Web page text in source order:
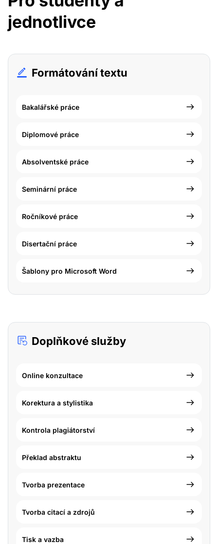
jednotlivce
Formátování textu
Bakalářské práce
Diplomové práce
Absolventské práce
Seminární práce
Ročníkové práce
Disertační práce
Šablony pro Microsoft Word
Doplňkové služby
Online konzultace
Korektura a stylistika
Kontrola plagiátorství
Překlad abstraktu
Tvorba prezentace
Tvorba citací a zdrojů
Tisk a vazba